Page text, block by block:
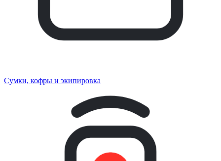
Сумки, кофры и экипировка